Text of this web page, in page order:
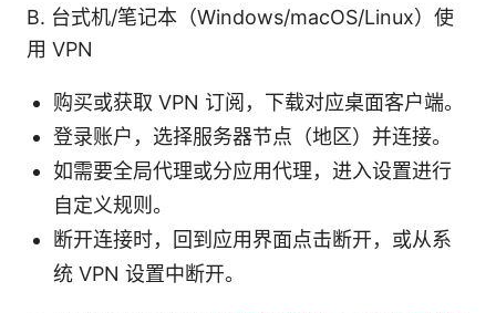
B. 台式机/笔记本（Windows/macOS/Linux）使
用 VPN
购买或获取 VPN 订阅，下载对应桌面客户端。
登录账户，选择服务器节点（地区）并连接。
如需要全局代理或分应用代理，进入设置进行
自定义规则。
断开连接时，回到应用界面点击断开，或从系
统 VPN 设置中断开。